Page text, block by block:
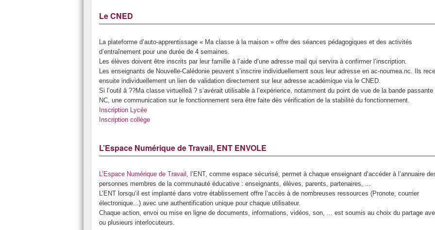
Le CNED
La plateforme d’auto-apprentissage « Ma classe à la maison » offre des séances pédagogiques et des activités
d’entraînement pour une durée de 4 semaines.
Les élèves doivent être inscrits par leur famille à l’aide d’une adresse mail qui servira à confirmer l’inscription.
Les enseignants de Nouvelle-Calédonie peuvent s’inscrire individuellement sous leur adresse en ac-noumea.nc. Ils
ensuite individuellement un lien de validation directement sur leur adresse académique via le CNED.
Si l’outil â ??Ma classe virtuelleâ ? s’avérait utilisable à l’expérience, notamment du point de vue de la bande passante
NC, une communication sur le fonctionnement sera être faite dès vérification de la stabilité du fonctionnement.
Inscription Lycée
Inscription collège
L’Espace Numérique de Travail, ENT ENVOLE
L’Espace Numérique de Travail , l’ENT, comme espace sécurisé, permet à chaque enseignant d’accéder à l’annuaire
personnes membres de la communauté éducative : enseignants, élèves, parents, partenaires, ...
L’ENT lorsqu’il est implanté dans votre établissement offre l’accès à de nombreuses ressources (Pronote, courrier
électronique...) avec une authentification unique pour chaque utilisateur.
Chaque action, envoi ou mise en ligne de documents, informations, vidéos, son, ... est soumis au choix du partage
ou plusieurs interlocuteurs.